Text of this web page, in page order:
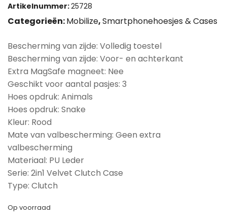
Artikelnummer:25728
Categorieën:Mobilize,Smartphonehoesjes & Cases
Bescherming van zijde: Volledig toestel
Bescherming van zijde: Voor- en achterkant
Extra MagSafe magneet: Nee
Geschikt voor aantal pasjes: 3
Hoes opdruk: Animals
Hoes opdruk: Snake
Kleur: Rood
Mate van valbescherming: Geen extra
valbescherming
Materiaal: PU Leder
Serie: 2in1 Velvet Clutch Case
Type: Clutch
Op voorraad